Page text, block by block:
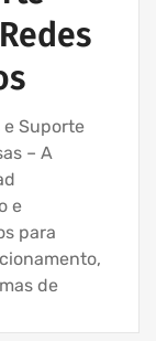
Suporte
– A
e
para
de